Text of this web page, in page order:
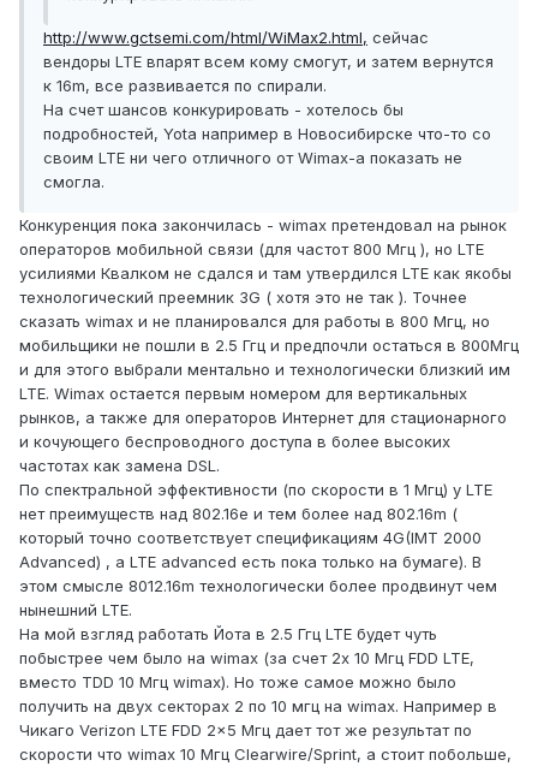
http://www.gctsemi.com/html/WiMax2.html, сейчас
вендоры LTE впарят всем кому смогут, и затем вернутся
к 16m, все развивается по спирали.
На счет шансов конкурировать - хотелось бы
подробностей, Yota например в Новосибирске что-то со
своим LTE ни чего отличного от Wimax-а показать не
смогла.
Конкуренция пока закончилась - wimax претендовал на рынок
операторов мобильной связи (для частот 800 Мгц ), но LTE
усилиями Квалком не сдался и там утвердился LTE как якобы
технологический преемник 3G ( хотя это не так ). Точнее
сказать wimax и не планировался для работы в 800 Мгц, но
мобильщики не пошли в 2.5 Ггц и предпочли остаться в 800Мгц
и для этого выбрали ментально и технологически близкий им
LTE. Wimax остается первым номером для вертикальных
рынков, а также для операторов Интернет для стационарного
и кочующего беспроводного доступа в более высоких
частотах как замена DSL.
По спектральной эффективности (по скорости в 1 Мгц) у LTE
нет преимуществ над 802.16e и тем более над 802.16m (
который точно соответcтвует спецификациям 4G(IMT 2000
Advanced) , а LTE advanced есть пока только на бумаге). В
этом смысле 8012.16m технологически более продвинут чем
нынешний LTE.
На мой взгляд работать Йота в 2.5 Ггц LTE будет чуть
побыстрее чем было на wimax (за счет 2x 10 Мгц FDD LTE,
вместо TDD 10 Мгц wimax). Но тоже самое можно было
получить на двух секторах 2 по 10 мгц на wimax. Например в
Чикаго Verizon LTE FDD 2x5 Мгц дает тот же результат по
скорости что wimax 10 Мгц Clearwire/Sprint, а стоит побольше,